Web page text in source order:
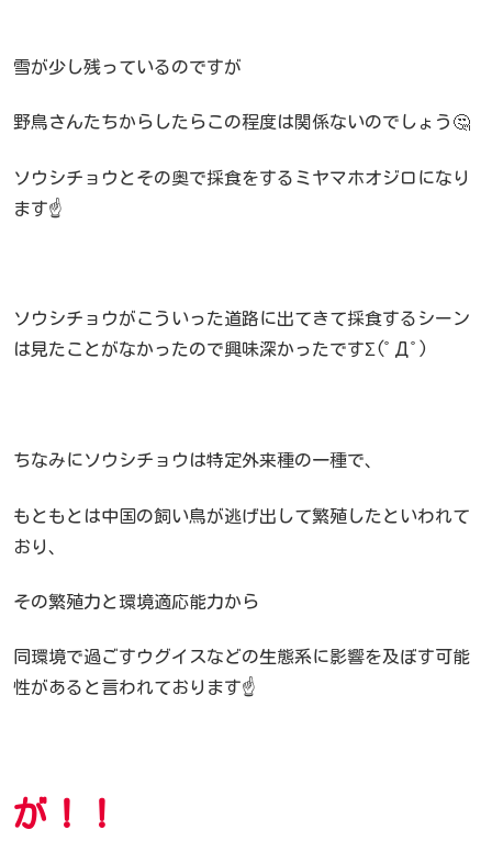
雪が少し残っているのですが
野鳥さんたちからしたらこの程度は関係ないのでしょう🤔
ソウシチョウとその奥で採食をするミヤマホオジロになり
ます☝️
ソウシチョウがこういった道路に出てきて採食するシーン
は見たことがなかったので興味深かったですΣ(ﾟДﾟ)
ちなみにソウシチョウは特定外来種の一種で、
もともとは中国の飼い鳥が逃げ出して繁殖したといわれて
おり、
その繁殖力と環境適応能力から
同環境で過ごすウグイスなどの生態系に影響を及ぼす可能
性があると言われております☝️
が！！